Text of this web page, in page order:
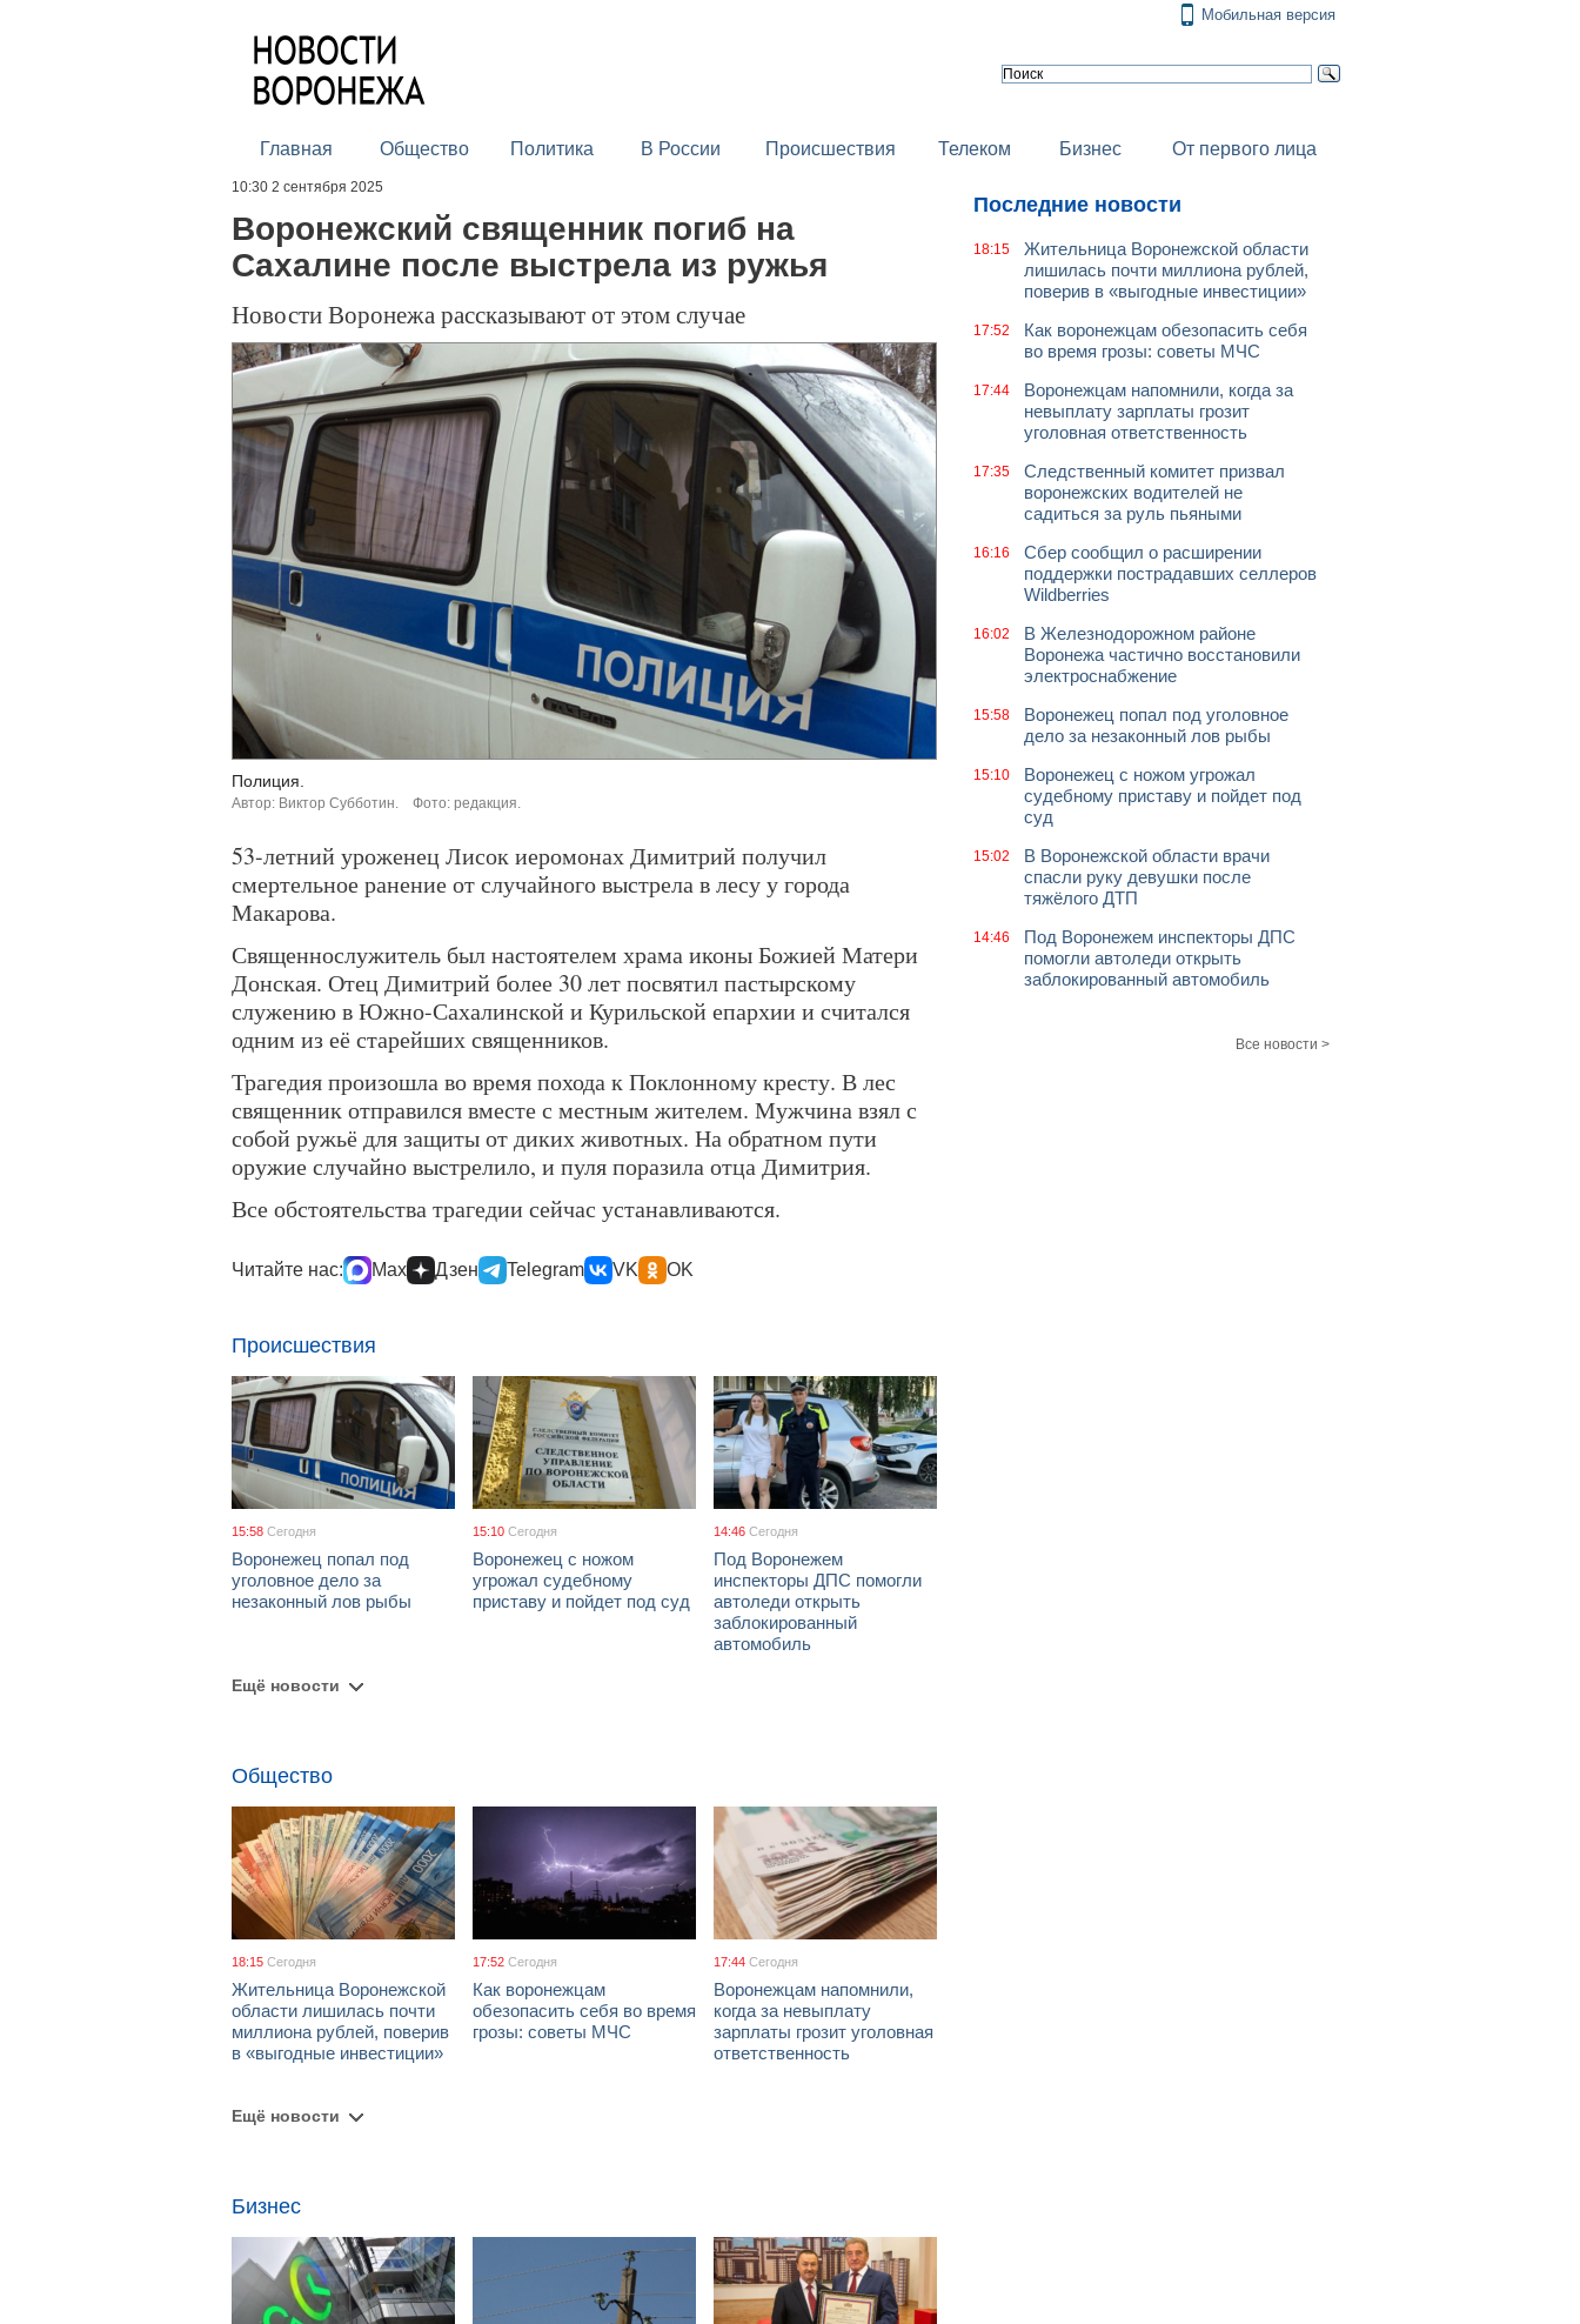
Мобильная версия
Главная Общество Политика В России Происшествия Телеком Бизнес От первого лица
10:30 2 сентября 2025
Воронежский священник погиб на
Сахалине после выстрела из ружья
Новости Воронежа рассказывают от этом случае
Полиция.
Автор: Виктор Субботин. Фото: редакция.
53-летний уроженец Лисок иеромонах Димитрий получил
смертельное ранение от случайного выстрела в лесу у города
Макарова.
Священнослужитель был настоятелем храма иконы Божией Матери
Донская. Отец Димитрий более 30 лет посвятил пастырскому
служению в Южно-Сахалинской и Курильской епархии и считался
одним из её старейших священников.
Трагедия произошла во время похода к Поклонному кресту. В лес
священник отправился вместе с местным жителем. Мужчина взял с
собой ружьё для защиты от диких животных. На обратном пути
оружие случайно выстрелило, и пуля поразила отца Димитрия.
Все обстоятельства трагедии сейчас устанавливаются.
Читайте нас: Max Дзен Telegram VK OK
Происшествия
15:58 Сегодня
Воронежец попал под
уголовное дело за
незаконный лов рыбы
15:10 Сегодня
Воронежец с ножом
угрожал судебному
приставу и пойдет под суд
14:46 Сегодня
Под Воронежем
инспекторы ДПС помогли
автоледи открыть
заблокированный
автомобиль
Ещё новости
Общество
18:15 Сегодня
Жительница Воронежской
области лишилась почти
миллиона рублей, поверив
в «выгодные инвестиции»
17:52 Сегодня
Как воронежцам
обезопасить себя во время
грозы: советы МЧС
17:44 Сегодня
Воронежцам напомнили,
когда за невыплату
зарплаты грозит уголовная
ответственность
Ещё новости
Бизнес
Последние новости
18:15
Жительница Воронежской области
лишилась почти миллиона рублей,
поверив в «выгодные инвестиции»
17:52
Как воронежцам обезопасить себя
во время грозы: советы МЧС
17:44
Воронежцам напомнили, когда за
невыплату зарплаты грозит
уголовная ответственность
17:35
Следственный комитет призвал
воронежских водителей не
садиться за руль пьяными
16:16
Сбер сообщил о расширении
поддержки пострадавших селлеров
Wildberries
16:02
В Железнодорожном районе
Воронежа частично восстановили
электроснабжение
15:58
Воронежец попал под уголовное
дело за незаконный лов рыбы
15:10
Воронежец с ножом угрожал
судебному приставу и пойдет под
суд
15:02
В Воронежской области врачи
спасли руку девушки после
тяжёлого ДТП
14:46
Под Воронежем инспекторы ДПС
помогли автоледи открыть
заблокированный автомобиль
Все новости >